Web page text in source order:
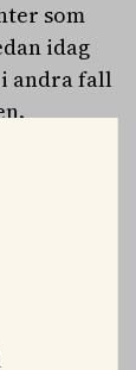
som
idag
andra fall